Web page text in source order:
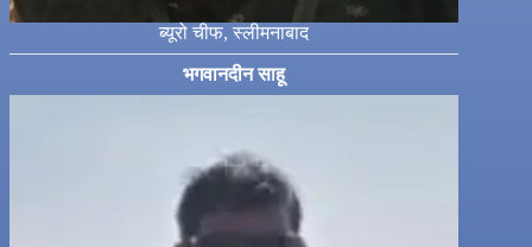
ब्यूरो चीफ, स्लीमनाबाद
भगवानदीन साहू